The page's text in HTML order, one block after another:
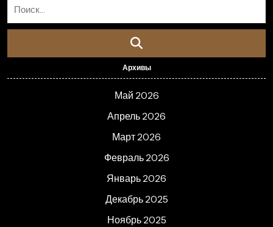
Архивы
Май 2026
Апрель 2026
Март 2026
Февраль 2026
Январь 2026
Декабрь 2025
Ноябрь 2025